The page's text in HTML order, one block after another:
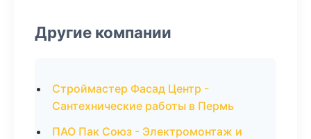
Другие компании
Строймастер Фасад Центр -
Сантехнические работы в Пермь
ПАО Пак Союз - Электромонтаж и